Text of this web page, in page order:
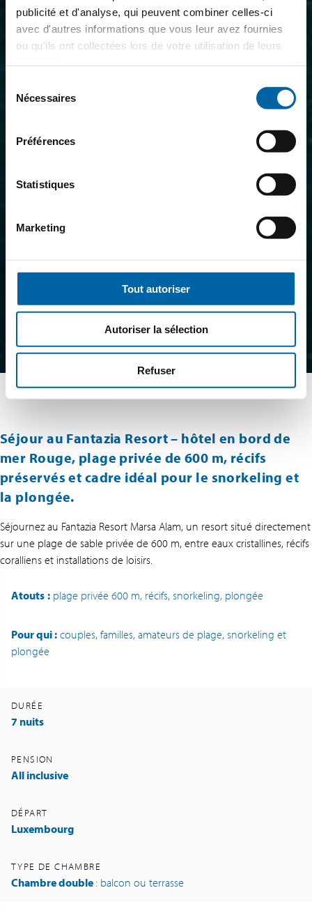
publicité et d'analyse, qui peuvent combiner celles-ci
avec d'autres informations que vous leur avez fournies
ou qu'ils ont collectées lors de votre utilisation de leurs
Nécessaires
Préférences
Statistiques
Marketing
Tout autoriser
Autoriser la sélection
Refuser
Séjour au Fantazia Resort – hôtel en bord de
mer Rouge, plage privée de 600 m, récifs
préservés et cadre idéal pour le snorkeling et
la plongée.
Séjournez au Fantazia Resort Marsa Alam, un resort situé directement
sur une plage de sable privée de 600 m, entre eaux cristallines, récifs
coralliens et installations de loisirs.
Atouts : plage privée 600 m, récifs, snorkeling, plongée
Pour qui : couples, familles, amateurs de plage, snorkeling et
plongée
DURÉE
7 nuits
PENSION
All inclusive
DÉPART
Luxembourg
TYPE DE CHAMBRE
Chambre double : balcon ou terrasse